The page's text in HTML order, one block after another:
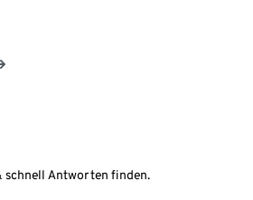
schnell Antworten finden.